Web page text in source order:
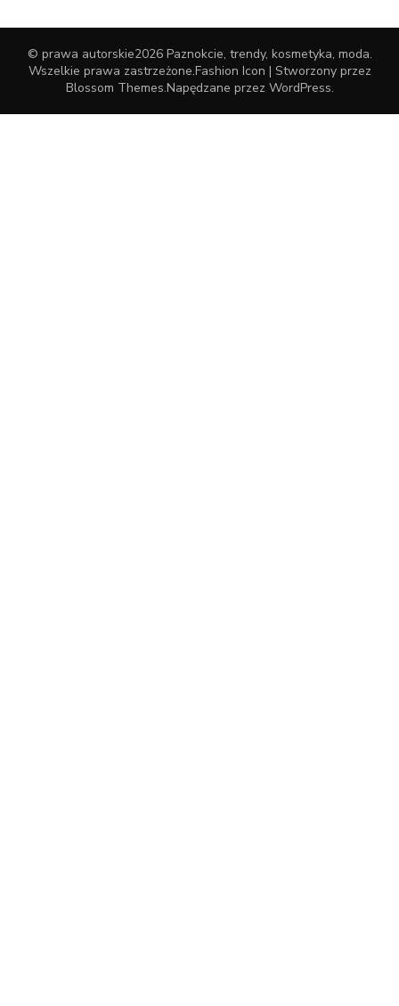
© prawa autorskie2026 Paznokcie, trendy, kosmetyka, moda.
Wszelkie prawa zastrzeżone.Fashion Icon | Stworzony przez
Blossom Themes.Napędzane przez WordPress.